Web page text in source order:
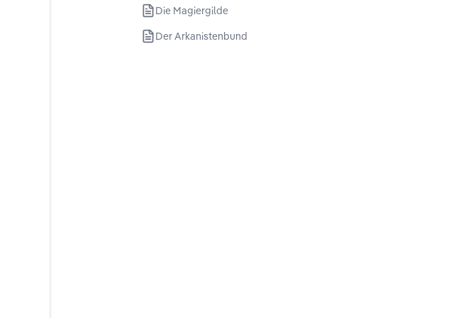
Die Magiergilde
Der Arkanistenbund